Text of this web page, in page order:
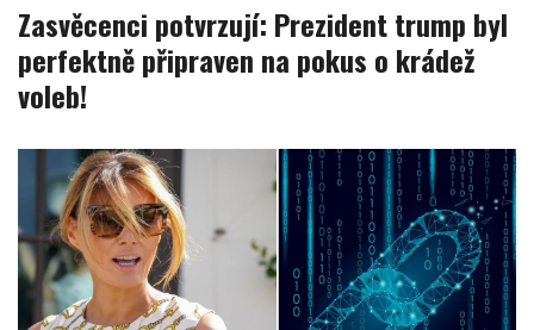
Zasvěcenci potvrzují: Prezident trump byl
perfektně připraven na pokus o krádež
voleb!